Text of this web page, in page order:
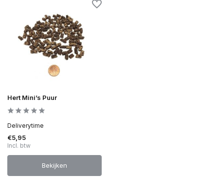
Hert Mini’s Puur
Deliverytime
€5,95
Incl. btw
Bekijken